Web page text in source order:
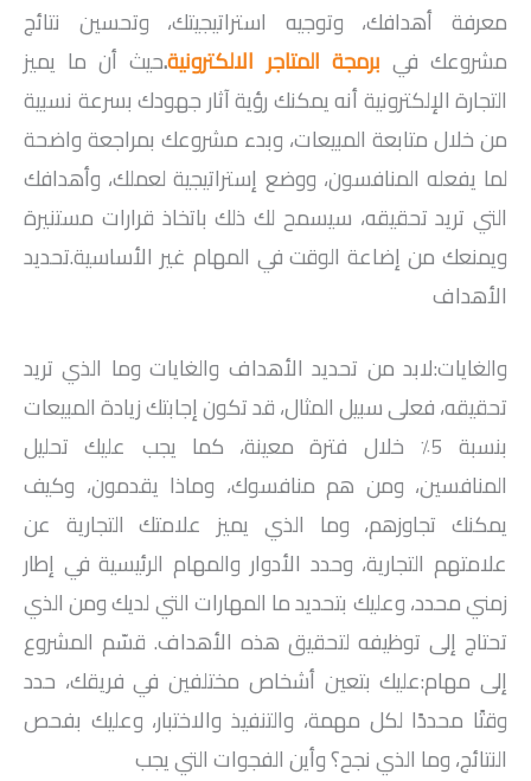
معرفة أهدافك، وتوجيه استراتيجيتك، وتحسين نتائج
مشروعك في برمجة المتاجر الالكترونية.حيث أن ما يميز
التجارة الإلكترونية أنه يمكنك رؤية آثار جهودك بسرعة نسبية
من خلال متابعة المبيعات، وبدء مشروعك بمراجعة واضحة
لما يفعله المنافسون، ووضع إستراتيجية لعملك، وأهدافك
التي تريد تحقيقه، سيسمح لك ذلك باتخاذ قرارات مستنيرة
ويمنعك من إضاعة الوقت في المهام غير الأساسية.تحديد
الأهداف
والغايات:لابد من تحديد الأهداف والغايات وما الذي تريد
تحقيقه، فعلى سبيل المثال، قد تكون إجابتك زيادة المبيعات
بنسبة 5٪ خلال فترة معينة، كما يجب عليك تحليل
المنافسين، ومن هم منافسوك، وماذا يقدمون، وكيف
يمكنك تجاوزهم، وما الذي يميز علامتك التجارية عن
علامتهم التجارية، وحدد الأدوار والمهام الرئيسية في إطار
زمني محدد، وعليك بتحديد ما المهارات التي لديك ومن الذي
تحتاج إلى توظيفه لتحقيق هذه الأهداف. قسّم المشروع
إلى مهام:عليك بتعين أشخاص مختلفين في فريقك، حدد
وقتًا محددًا لكل مهمة، والتنفيذ والاختبار، وعليك بفحص
النتائج، وما الذي نجح؟ وأين الفجوات التي يجب